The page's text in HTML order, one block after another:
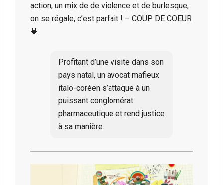
action, un mix de de violence et de burlesque,
on se régale, c’est parfait ! – COUP DE COEUR
💗
Profitant d’une visite dans son
pays natal, un avocat mafieux
italo-coréen s’attaque à un
puissant conglomérat
pharmaceutique et rend justice
à sa manière.